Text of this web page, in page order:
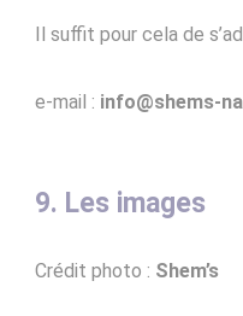
Il suffit pour cela de
e-mail : info@shems-
9. Les images
Crédit photo : Shem’s